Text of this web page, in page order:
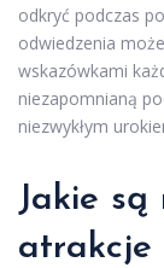
odkryć podczas
odwiedzenia
wskazówkami
niezapomnianą
niezwykłym
Jakie są
atrakcje